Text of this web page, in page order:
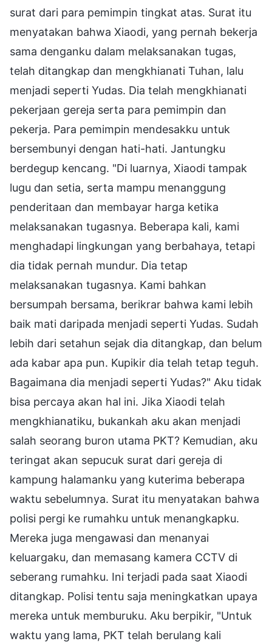
surat dari para pemimpin tingkat atas. Surat itu
menyatakan bahwa Xiaodi, yang pernah bekerja
sama denganku dalam melaksanakan tugas,
telah ditangkap dan mengkhianati Tuhan, lalu
menjadi seperti Yudas. Dia telah mengkhianati
pekerjaan gereja serta para pemimpin dan
pekerja. Para pemimpin mendesakku untuk
bersembunyi dengan hati-hati. Jantungku
berdegup kencang. "Di luarnya, Xiaodi tampak
lugu dan setia, serta mampu menanggung
penderitaan dan membayar harga ketika
melaksanakan tugasnya. Beberapa kali, kami
menghadapi lingkungan yang berbahaya, tetapi
dia tidak pernah mundur. Dia tetap
melaksanakan tugasnya. Kami bahkan
bersumpah bersama, berikrar bahwa kami lebih
baik mati daripada menjadi seperti Yudas. Sudah
lebih dari setahun sejak dia ditangkap, dan belum
ada kabar apa pun. Kupikir dia telah tetap teguh.
Bagaimana dia menjadi seperti Yudas?" Aku tidak
bisa percaya akan hal ini. Jika Xiaodi telah
mengkhianatiku, bukankah aku akan menjadi
salah seorang buron utama PKT? Kemudian, aku
teringat akan sepucuk surat dari gereja di
kampung halamanku yang kuterima beberapa
waktu sebelumnya. Surat itu menyatakan bahwa
polisi pergi ke rumahku untuk menangkapku.
Mereka juga mengawasi dan menanyai
keluargaku, dan memasang kamera CCTV di
seberang rumahku. Ini terjadi pada saat Xiaodi
ditangkap. Polisi tentu saja meningkatkan upaya
mereka untuk memburuku. Aku berpikir, "Untuk
waktu yang lama, PKT telah berulang kali